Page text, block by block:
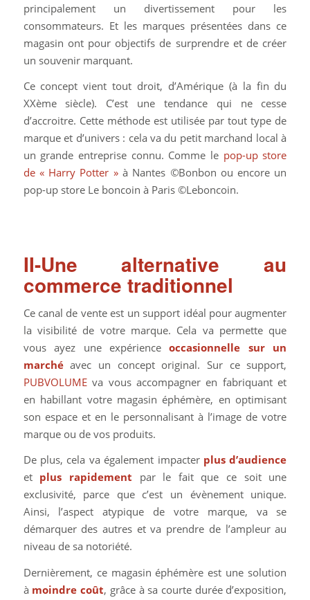
principalement un divertissement pour les
consommateurs. Et les marques présentées dans ce
magasin ont pour objectifs de surprendre et de créer
un souvenir marquant.
Ce concept vient tout droit, d’Amérique (à la fin du
XXème siècle). C’est une tendance qui ne cesse
d’accroitre. Cette méthode est utilisée par tout type de
marque et d’univers : cela va du petit marchand local à
un grande entreprise connu. Comme le pop-up store
de « Harry Potter »à Nantes ©Bonbon ou encore un
pop-up store Le boncoin à Paris ©Leboncoin.
II-Une alternative au
commerce traditionnel
Ce canal de vente est un support idéal pour augmenter
la visibilité de votre marque. Cela va permette que
vous ayez une expérienceoccasionnelle sur un
marchéavec un concept original. Sur ce support,
PUBVOLUMEva vous accompagner en fabriquant et
en habillant votre magasin éphémère, en optimisant
son espace et en le personnalisant à l’image de votre
marque ou de vos produits.
De plus, cela va également impacter plus d’audience
et plus rapidement par le fait que ce soit une
exclusivité, parce que c’est un évènement unique.
Ainsi, l’aspect atypique de votre marque, va se
démarquer des autres et va prendre de l’ampleur au
niveau de sa notoriété.
Dernièrement, ce magasin éphémère est une solution
à moindre coût, grâce à sa courte durée d’exposition,